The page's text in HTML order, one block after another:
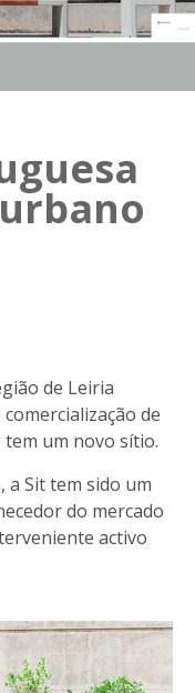
de Leiria
de
um novo sítio.
a Sit tem sido um
do mercado
activo